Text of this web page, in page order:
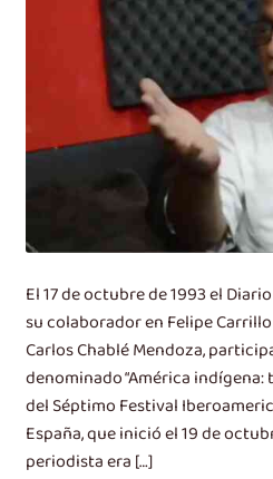
El 17 de octubre de 1993 el
su colaborador en Felipe
Carlos Chablé Mendoza,
denominado “América indígena:
del Séptimo Festival
España, que inició el 19 de
periodista era […]